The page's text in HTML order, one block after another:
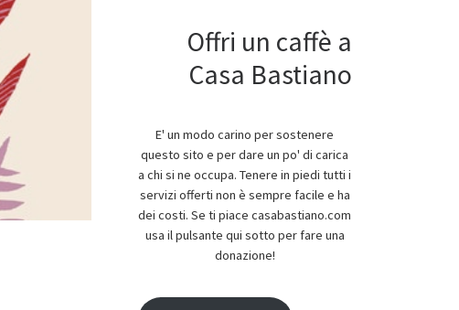
Offri un caffè a
Casa Bastiano
E' un modo carino per sostenere
questo sito e per dare un po' di carica
a chi si ne occupa. Tenere in piedi tutti i
servizi offerti non è sempre facile e ha
dei costi. Se ti piace casabastiano.com
usa il pulsante qui sotto per fare una
donazione!